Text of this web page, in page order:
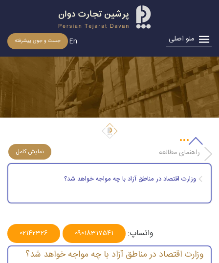
منو اصلی جست و جوی پیشرفته En
وزارت اقتصاد در مناطق آزاد با چه مواجه خواهد شد؟
راهنمای مطالعه
وزارت اقتصاد در مناطق آزاد با چه مواجه خواهد شد؟
واتساپ: 09018317541
02142326
وزارت اقتصاد در مناطق آزاد با چه مواجه خواهد شد؟